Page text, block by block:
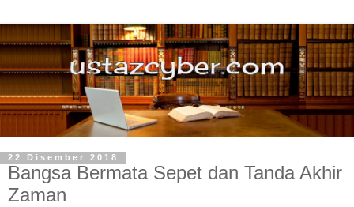
22 Disember 2018
Bangsa Bermata Sepet dan Tanda Akhir
Zaman